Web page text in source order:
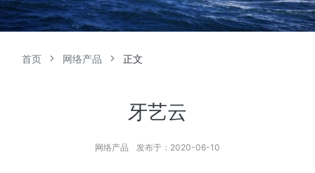
首页 网络产品 正文
牙艺云
网络产品 发布于：2020-06-10